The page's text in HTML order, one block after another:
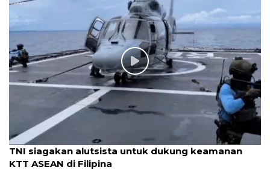
TNI siagakan alutsista untuk dukung keamanan
KTT ASEAN di Filipina